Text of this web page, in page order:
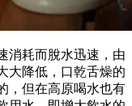
消耗而脫水迅速，由
大降低，口乾舌燥的
，但在高原喝水也有